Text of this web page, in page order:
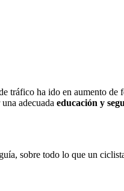
tráfico ha ido en aumento
adecuada educación y
sobre todo lo que un